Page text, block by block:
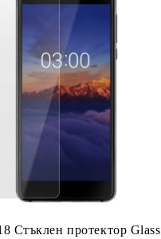
Стъклен протектор Glass